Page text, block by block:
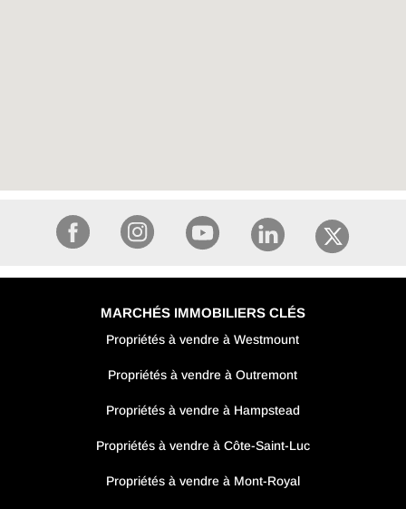
MARCHÉS IMMOBILIERS CLÉS
Propriétés à vendre à Westmount
Propriétés à vendre à Outremont
Propriétés à vendre à Hampstead
Propriétés à vendre à Côte-Saint-Luc
Propriétés à vendre à Mont-Royal